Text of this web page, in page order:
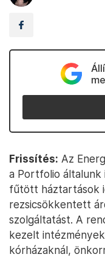
Frissítés: Az
a Portfolio általunk
fűtött háztartások
rezsicsökkentett
szolgáltatást. A
kezelt
kórházaknál,